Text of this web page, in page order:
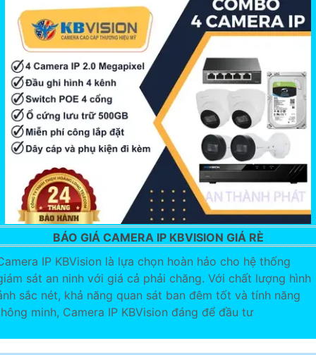
BÁO GIÁ CAMERA IP KBVISION GIÁ RÈ
IP KBVision là lựa chọn hoàn hảo cho hệ thống
sát an ninh với giá cả phải chăng. Với chất lượng hình
sắc nét, khả năng quan sát ban đêm tốt và tính năng
minh, Camera IP KBVision đáng để đầu tư